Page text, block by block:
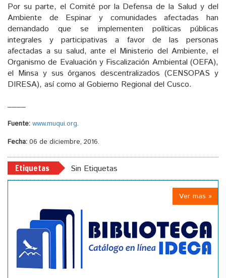
Por su parte, el Comité por la Defensa de la Salud y del
Ambiente de Espinar y comunidades afectadas han
demandado que se implementen políticas públicas
integrales y participativas a favor de las personas
afectadas a su salud, ante el Ministerio del Ambiente, el
Organismo de Evaluación y Fiscalización Ambiental (OEFA),
el Minsa y sus órganos descentralizados (CENSOPAS y
DIRESA), así como al Gobierno Regional del Cusco.
Fuente: www.muqui.org.
Fecha: 06 de diciembre, 2016.
Etiquetas Sin Etiquetas
Ver mas »